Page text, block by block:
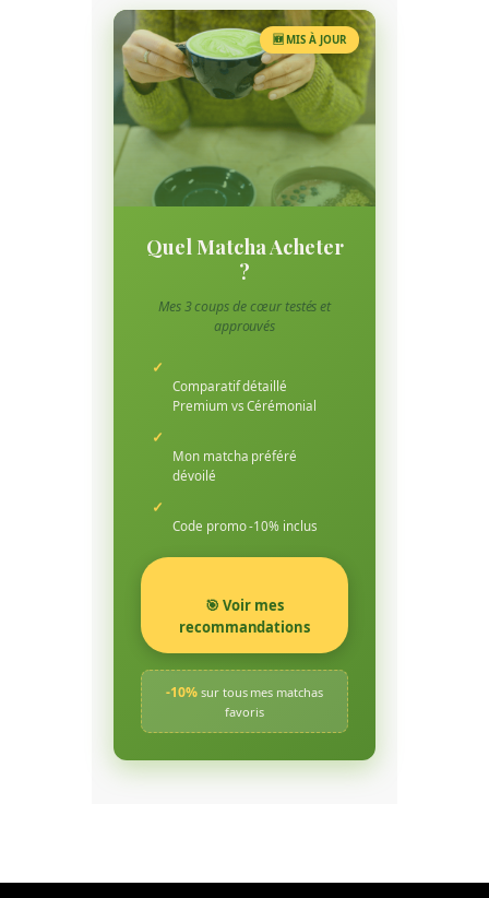
🆕 MIS À JOUR
Quel Matcha Acheter
?
Mes 3 coups de cœur testés et
approuvés
✓
Comparatif détaillé
Premium vs Cérémonial
✓
Mon matcha préféré
dévoilé
✓
Code promo -10% inclus
🎯 Voir mes
recommandations
-10%sur tous mes matchas
favoris